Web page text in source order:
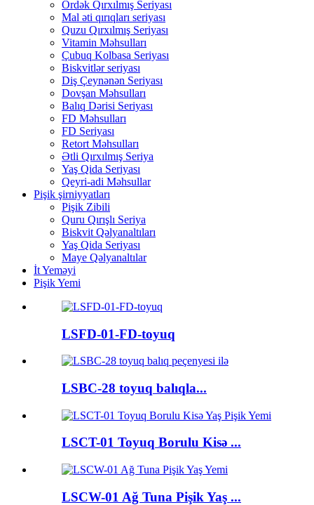
Ördək Qırxılmış Seriyası
Mal əti qırıqları seriyası
Quzu Qırxılmış Seriyası
Vitamin Məhsulları
Çubuq Kolbasa Seriyası
Biskvitlər seriyası
Diş Çeynənən Seriyası
Dovşan Məhsulları
Balıq Dərisi Seriyası
FD Məhsulları
FD Seriyası
Retort Məhsulları
Ətli Qırxılmış Seriya
Yaş Qida Seriyası
Qeyri-adi Məhsullar
Pişik şirniyyatları
Pişik Zibili
Quru Qırışlı Seriya
Biskvit Qəlyanaltıları
Yaş Qida Seriyası
Maye Qəlyanaltılar
İt Yeməyi
Pişik Yemi
LSFD-01-FD-toyuq
LSBC-28 toyuq balıqla...
LSCT-01 Toyuq Borulu Kisə ...
LSCW-01 Ağ Tuna Pişik Yaş ...